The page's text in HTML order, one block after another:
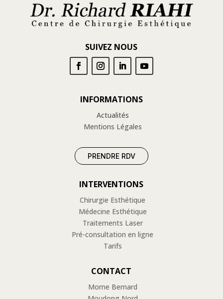
SUIVEZ NOUS
INFORMATIONS
Actualités
Mentions Légales
PRENDRE RDV
INTERVENTIONS
Chirurgie Esthétique
Médecine Esthétique
Traitements Laser
Pré-consultation en ligne
Tarifs
CONTACT
Morne Bernard